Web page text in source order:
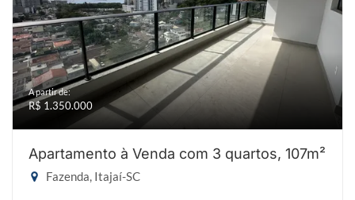
A partir de:
R$ 1.350.000
Apartamento à Venda com 3 quartos, 107m²
Fazenda, Itajaí-SC